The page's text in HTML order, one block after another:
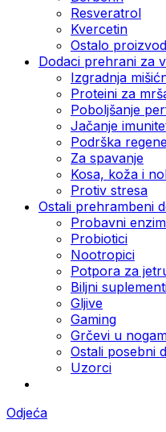
Resveratrol
Kvercetin
Ostalo
Dodaci prehrani za
Izgradnja
Proteini za
Poboljšanje
Jačanje
Podrška
Za spavanje
Kosa, koža i
Protiv stresa
Ostali prehrambeni
Probavni
Probiotici
Nootropici
Potpora za
Biljni
Gljive
Gaming
Grčevi u
Ostali posebni
Uzorci
Odjeća